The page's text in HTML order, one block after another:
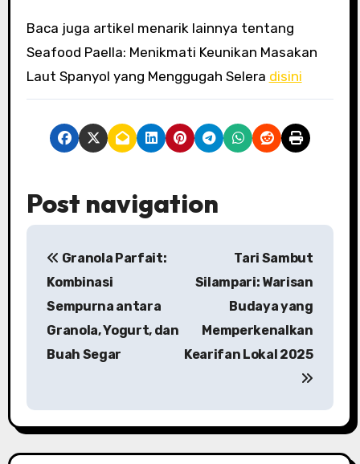
Baca juga artikel menarik lainnya tentang
Seafood Paella: Menikmati Keunikan Masakan
Laut Spanyol yang Menggugah Selera disini
Post navigation
Granola Parfait:
Kombinasi
Sempurna antara
Granola, Yogurt, dan
Buah Segar
Tari Sambut
Silampari: Warisan
Budaya yang
Memperkenalkan
Kearifan Lokal 2025